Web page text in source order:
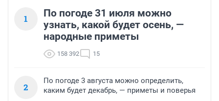
1
По погоде 31 июля можно
узнать, какой будет осень, —
народные приметы
158 392 15
2
По погоде 3 августа можно определить,
каким будет декабрь, — приметы и поверья